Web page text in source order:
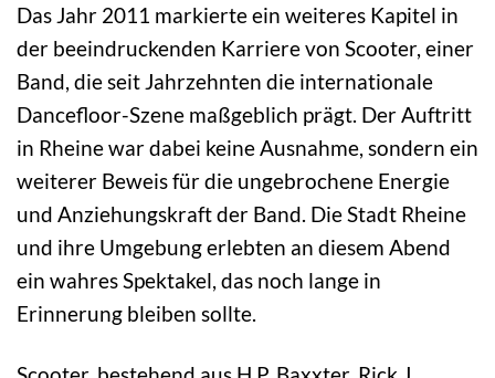
Das Jahr 2011 markierte ein weiteres Kapitel in
der beeindruckenden Karriere von Scooter, einer
Band, die seit Jahrzehnten die internationale
Dancefloor-Szene maßgeblich prägt. Der Auftritt
in Rheine war dabei keine Ausnahme, sondern ein
weiterer Beweis für die ungebrochene Energie
und Anziehungskraft der Band. Die Stadt Rheine
und ihre Umgebung erlebten an diesem Abend
ein wahres Spektakel, das noch lange in
Erinnerung bleiben sollte.